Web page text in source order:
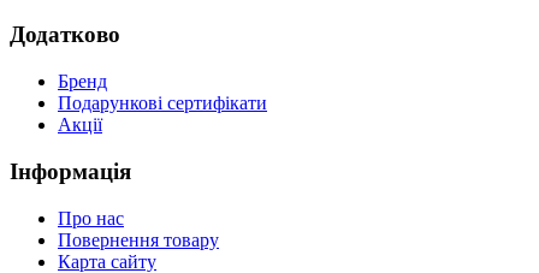
Додатково
Бренд
Подарункові сертифікати
Акції
Інформація
Про нас
Повернення товару
Карта сайту